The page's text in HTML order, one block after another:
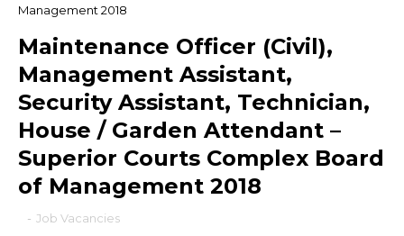
Management 2018
Maintenance Officer (Civil),
Management Assistant,
Security Assistant, Technician,
House / Garden Attendant –
Superior Courts Complex Board
of Management 2018
- Job Vacancies